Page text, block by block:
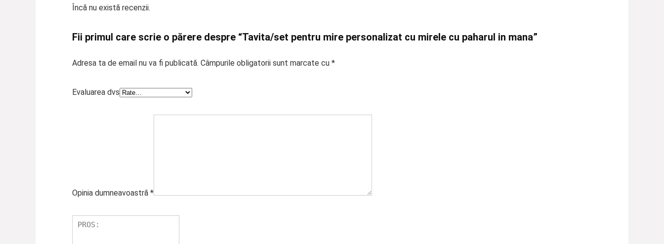
Încă nu există recenzii.
Fii primul care scrie o părere despre “Tavita/set pentru mire personalizat cu mirele cu paharul in mana”
Adresa ta de email nu va fi publicată. Câmpurile obligatorii sunt marcate cu *
Evaluarea dvs
Opinia dumneavoastră *